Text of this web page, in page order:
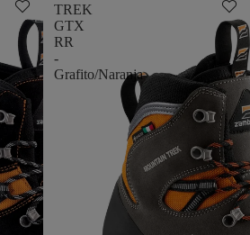
TREK
GTX
RR
-
Grafito/Naranja